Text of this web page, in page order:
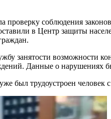
проверку соблюдения
в Центр защиты
занятости возможности
Данные о
был трудоустроен человек